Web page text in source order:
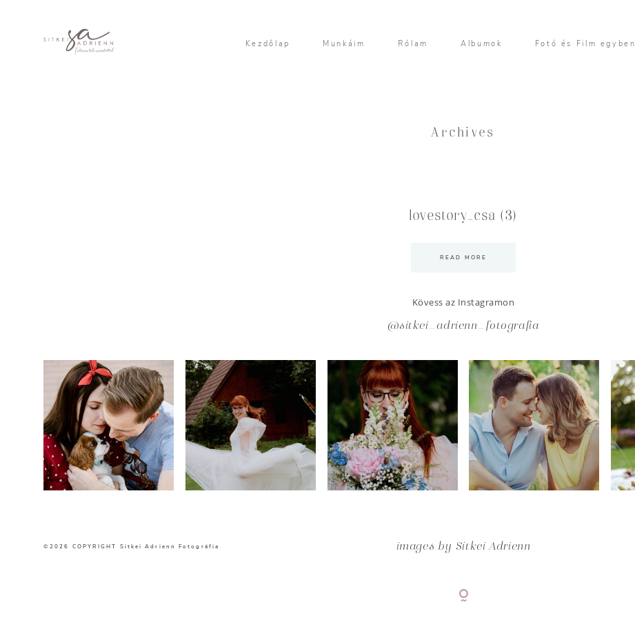
Kezdőlap Munkáim Rólam Albumok Fotó és Film egyben
Archives
lovestory_csa (3)
READ MORE
Kövess az Instagramon
@sitkei_adrienn_fotografia
©2026 COPYRIGHT Sitkei Adrienn Fotográfia images by Sitkei Adrienn